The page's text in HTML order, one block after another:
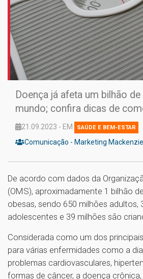
Doença já afeta um bilhão
mundo; confira dicas de
21.09.2023 - EM SAÚDE E BEM-ESTAR
Comunicação - Marketing Mackenzie
De acordo com dados da
(OMS), aproximadamente 1 bilhão
obesas, sendo 650 milhões adultos,
adolescentes e 39 milhões são
Considerada como um dos
para várias enfermidades como a
problemas cardiovasculares,
formas de câncer, a doença